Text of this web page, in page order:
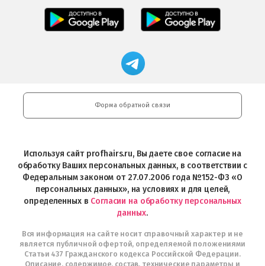
Professional
загрузить
Мобильное
приложение
Professional
загрузить
Play
загрузить
в
Мобильное
приложение
Магазин
профессиональной
Professional
и
Интернет-
Telegram
Форма обратной связи
Используя сайт profhairs.ru, Вы даете свое согласие на
обработку Ваших персональных данных, в соответствии с
Федеральным законом от 27.07.2006 года №152-ФЗ «О
персональных данных», на условиях и для целей,
определенных в Согласии на обработку персональных
данных.
Вся информация на сайте носит справочный характер и не
является публичной офертой, определяемой положениями
Статьи 437 Гражданского кодекса Российской Федерации.
Описание, содержимое, состав, технические параметры и